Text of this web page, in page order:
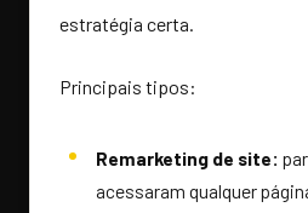
estratégia certa.
Principais tipos:
Remarketing de site:
acessaram qualquer